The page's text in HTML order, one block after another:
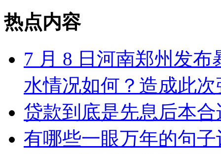
热点内容
7 月 8 日河南郑州发
水情况如何？造成此
贷款到底是先息后本
有哪些一眼万年的句